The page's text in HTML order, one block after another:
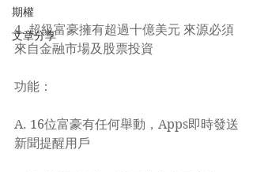
期權
文章分享
4. 超級富豪擁有超過十億美元 來源必須
來自金融市場及股票投資
功能：
A. 16位富豪有任何舉動，Apps即時發送
新聞提醒用戶